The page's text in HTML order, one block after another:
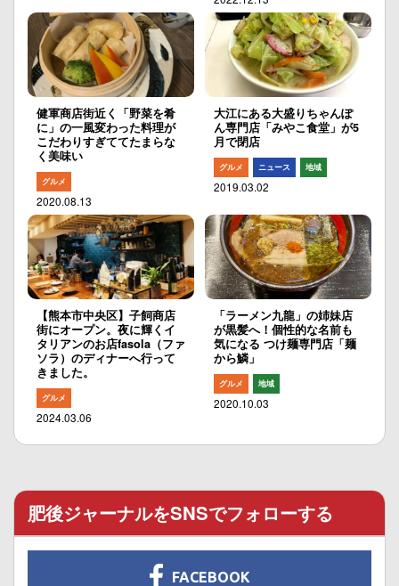
健軍商店街近く「野菜を肴
に」の一風変わった料理が
こだわりすぎててたまらな
く美味い
グルメ
2020.08.13
大江にある大盛りちゃんぽ
ん専門店「みやこ食堂」が5
月で閉店
グルメ ニュース 地域
2019.03.02
【熊本市中央区】子飼商店
街にオープン。夜に輝くイ
タリアンのお店fasola（ファ
ソラ）のディナーへ行って
きました。
グルメ
2024.03.06
「ラーメン九龍」の姉妹店
が黒髪へ！個性的な名前も
気になる つけ麺専門店「麺
から鱗」
グルメ 地域
2020.10.03
肥後ジャーナルをSNSでフォローする
FACEBOOK